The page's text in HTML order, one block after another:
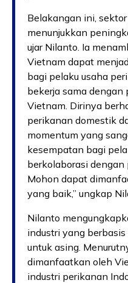
Belakangan ini,
menunjukkan
ujar Nilanto. Ia
Vietnam dapat
bagi pelaku usaha
bekerja sama dengan
Vietnam. Dirinya
perikanan domestik
momentum yang
kesempatan bagi
berkolaborasi dengan
Mohon dapat
yang baik,” ungkap
Nilanto
industri yang
untuk asing.
dimanfaatkan oleh
industri perikanan